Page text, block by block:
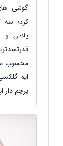
کرد؛ سه
پلاس و
محسوب
پرچم دار